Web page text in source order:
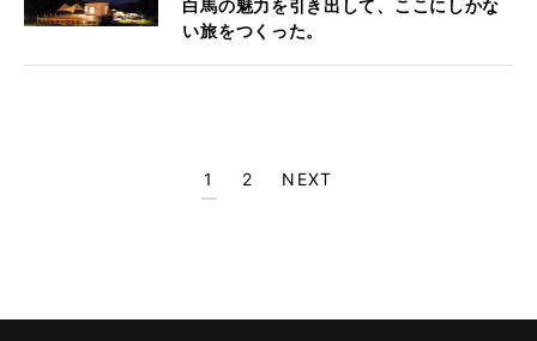
白馬の魅力を引き出して、ここにしかな
い旅をつくった。
1 2 NEXT